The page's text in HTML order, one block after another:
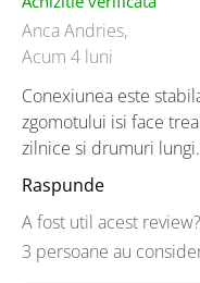
Anca Andries,
Acum 4 luni
Conexiunea este
zgomotului isi face
zilnice si drumuri lungi.
Raspunde
A fost util acest review?
3 persoane au